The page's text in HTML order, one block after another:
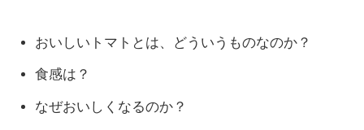
おいしいトマトとは、どういうものなのか？
食感は？
なぜおいしくなるのか？